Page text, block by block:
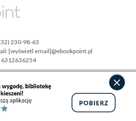
230-98-63
[wyświetl email]@ebookpoint.pl
6312636254
241989027
wersja strony »